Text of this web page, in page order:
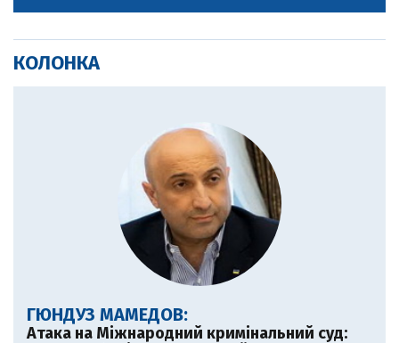
КОЛОНКА
ГЮНДУЗ МАМЕДОВ:
Атака на Міжнародний кримінальний суд: